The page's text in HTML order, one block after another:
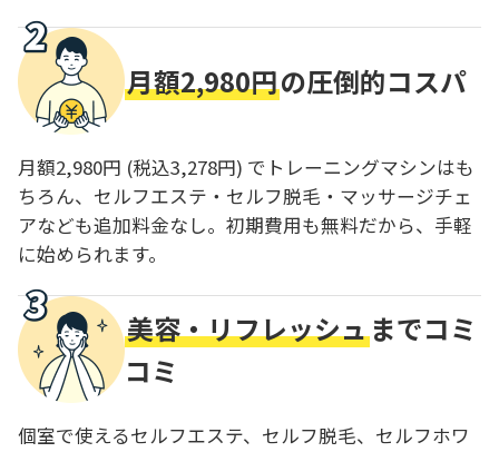
月額2,980円の圧倒的コスパ
月額2,980円 (税込3,278円) でトレーニングマシンはも
ちろん、セルフエステ・セルフ脱毛・マッサージチェ
アなども追加料金なし。初期費用も無料だから、手軽
に始められます。
美容・リフレッシュまでコミ
コミ
個室で使えるセルフエステ、セルフ脱毛、セルフホワ